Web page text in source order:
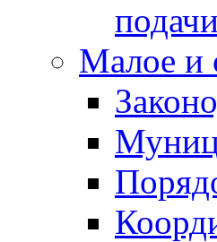
подачи
Малое и